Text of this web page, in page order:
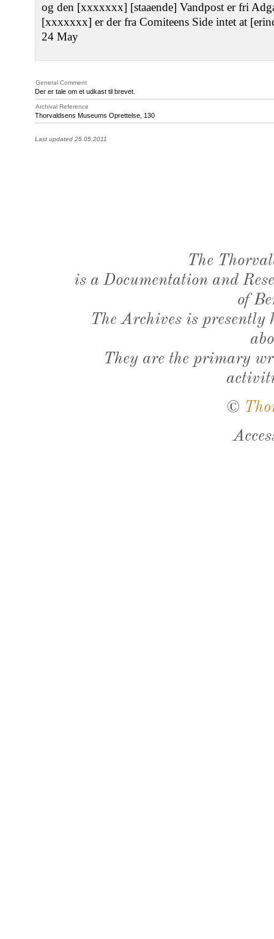
og den [xxxxxxx] [staaende] Vandpost er fri
[xxxxxxx] er der fra Comiteens Side intet at
24 May
General Comment
Der er tale om et udkast til brevet.
Archival Reference
Thorvaldsens Museums Oprettelse, 130
Last updated 25.05.2011
The
is a Documentation and
of
The Archives is presently
They are the primary
©